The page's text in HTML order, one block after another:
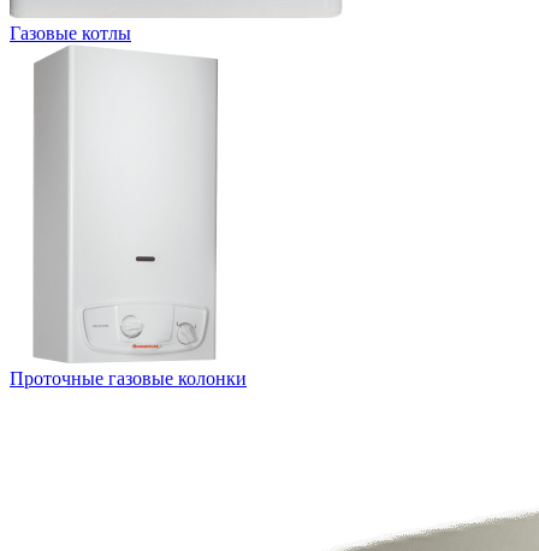
Газовые котлы
Проточные газовые колонки